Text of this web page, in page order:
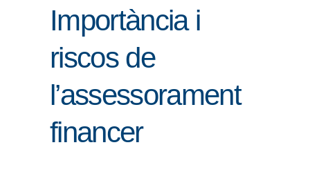
ENLLAÇOS
NOSALTRES
Importància i
riscos de
l’assessorament
financer